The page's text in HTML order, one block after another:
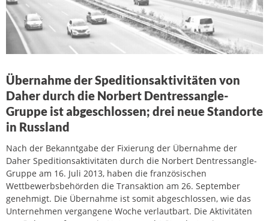
Übernahme der Speditionsaktivitäten von
Daher durch die Norbert Dentressangle-
Gruppe ist abgeschlossen; drei neue Standorte
in Russland
Nach der Bekanntgabe der Fixierung der Übernahme der
Daher Speditionsaktivitäten durch die Norbert Dentressangle-
Gruppe am 16. Juli 2013, haben die französischen
Wettbewerbsbehörden die Transaktion am 26. September
genehmigt. Die Übernahme ist somit abgeschlossen, wie das
Unternehmen vergangene Woche verlautbart. Die Aktivitäten